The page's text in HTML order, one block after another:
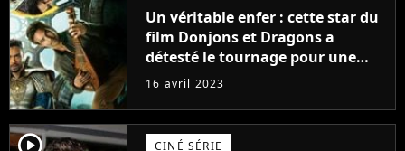
Un véritable enfer : cette star du
film Donjons et Dragons a
détesté le tournage pour une
raison très spéciale
16 avril 2023
player2 CINÉ SÉRIE